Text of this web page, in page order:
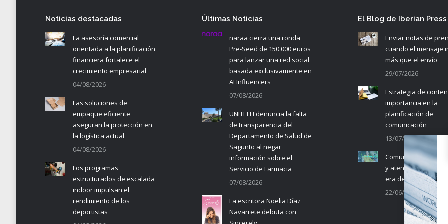
Noticias destacadas
La asesoría comercial
orientada a la planificación
financiera fortalece el
crecimiento empresarial
04/08/2026
Las soluciones de
empaque eficiente
aseguran la protección en
la logística actual
04/08/2026
Los programas
estructurados de escalada
indoor impulsan el
rendimiento de los
deportistas
Últimas Noticias
naraa cierra una ronda
Pre-Seed de 150.000 euros
para lanzar una red social
basada exclusivamente en
AI Influencers
07/08/2026
UNITEFH denuncia la falta
de transparencia del
Departamento de Salud de
Sagunto al negar
información sobre el
Servicio de Farmacia
07/08/2026
La escritora Noelia Díaz
Navarrete debuta con
El Blog de Iberian Press
Enviar notas de
cuando el mensaje
más que el envío
29/07/2026
Estrategia de
importancia en la
planificación de
comunicación
13/07/2026
Comunicación
y atención al cliente
era de la IA
22/06/2026